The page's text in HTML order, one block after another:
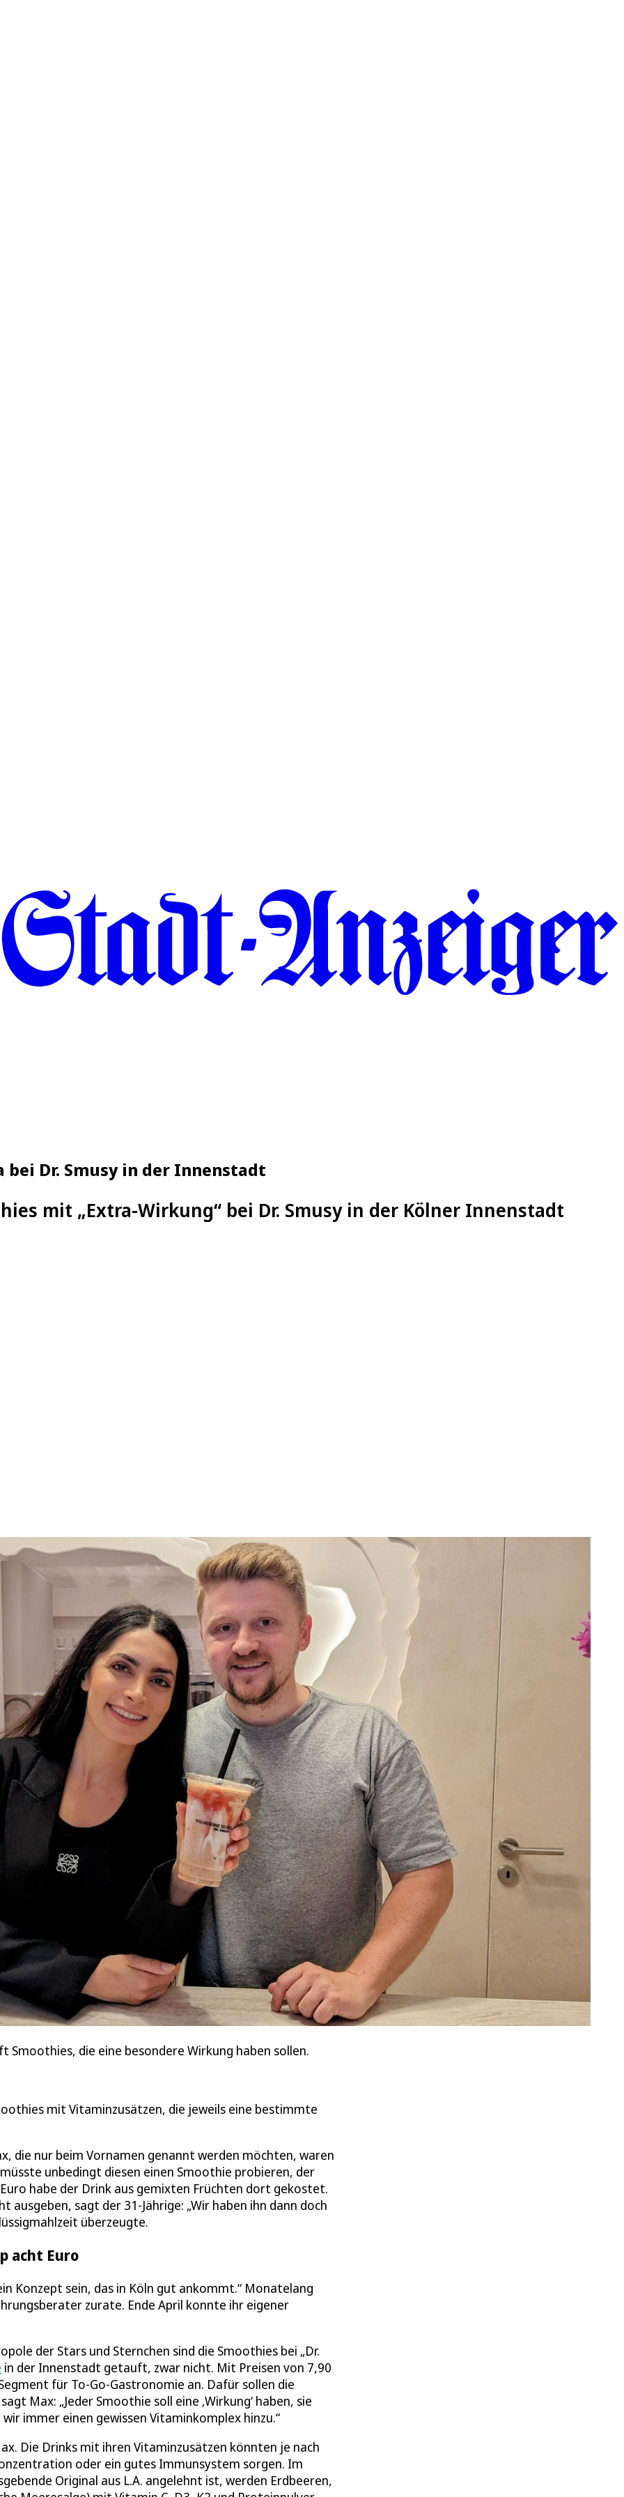
Dr. Smusy in der Innenstadt
mit „Extra-Wirkung“ bei Dr. Smusy in der Kölner Innenstadt
Smoothies, die eine besondere Wirkung haben sollen.
mit Vitaminzusätzen, die jeweils eine bestimmte
die nur beim Vornamen genannt werden möchten, waren
unbedingt diesen einen Smoothie probieren, der
habe der Drink aus gemixten Früchten dort gekostet.
ausgeben, sagt der 31-Jährige: „Wir haben ihn dann doch
überzeugte.
acht Euro
Konzept sein, das in Köln gut ankommt.“ Monatelang
zurate. Ende April konnte ihr eigener
der Stars und Sternchen sind die Smoothies bei „Dr.
in der Innenstadt getauft, zwar nicht. Mit Preisen von 7,90
für To-Go-Gastronomie an. Dafür sollen die
Max: „Jeder Smoothie soll eine ‚Wirkung‘ haben, sie
immer einen gewissen Vitaminkomplex hinzu.“
Die Drinks mit ihren Vitaminzusätzen könnten je nach
oder ein gutes Immunsystem sorgen. Im
Original aus L.A. angelehnt ist, werden Erdbeeren,